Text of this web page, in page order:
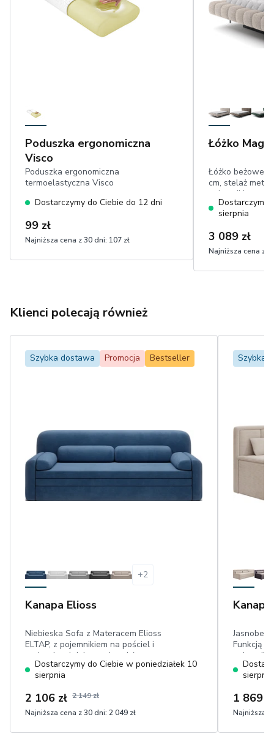
Poduszka ergonomiczna
Visco
Poduszka ergonomiczna
termoelastyczna Visco
Dostarczymy do Ciebie do 12 dni
99 zł
Najniższa cena z 30 dni: 107 zł
Łóżko
Łóżko beżowe,
cm, stelaż
pojemnikiem na
Dostarczymy
sierpnia
3 089 zł
Najniższa cena z
Klienci polecają również
Szybka dostawa Promocja Bestseller
+2
Kanapa Elioss
Niebieska Sofa z Materacem Elioss
ELTAP, z pojemnikiem na pościel i
poduszkami dekoracyjnymi, łatwa w
czyszczeniu tkanina sztruks
Dostarczymy do Ciebie w poniedziałek 10
sierpnia
2 106 zł 2 149 zł
Najniższa cena z 30 dni: 2 049 zł
Szybka
Funkcją
sztruks
sierpnia
1 869
Najniższa